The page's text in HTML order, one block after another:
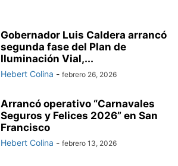
Gobernador Luis Caldera arrancó
segunda fase del Plan de
Iluminación Vial,...
Hebert Colina - febrero 26, 2026
Arrancó operativo “Carnavales
Seguros y Felices 2026” en San
Francisco
Hebert Colina - febrero 13, 2026